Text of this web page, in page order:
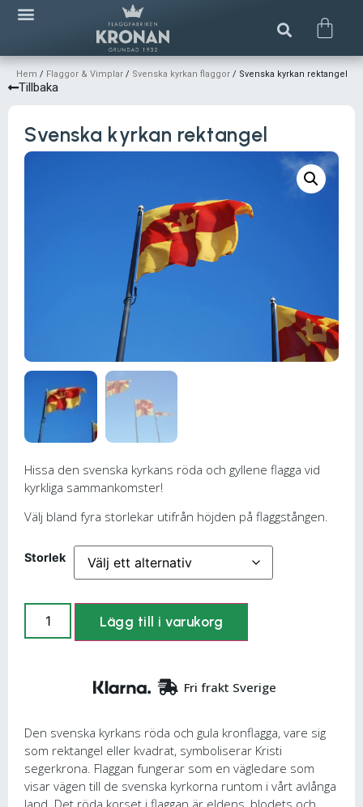
Hem / Flaggor & Vimplar / Svenska kyrkan flaggor / Svenska kyrkan rektangel
Tillbaka
Svenska kyrkan rektangel
Hissa den svenska kyrkans röda och gyllene flagga vid
kyrkliga sammankomster!
Välj bland fyra storlekar utifrån höjden på flaggstången.
Storlek
Lägg till i varukorg
Fri frakt Sverige
Den svenska kyrkans röda och gula kronflagga, vare sig
som rektangel eller kvadrat, symboliserar Kristi
segerkrona. Flaggan fungerar som en vägledare som
visar vägen till de svenska kyrkorna runtom i vårt avlånga
land. Det röda korset i flaggan är eldens, blodets och